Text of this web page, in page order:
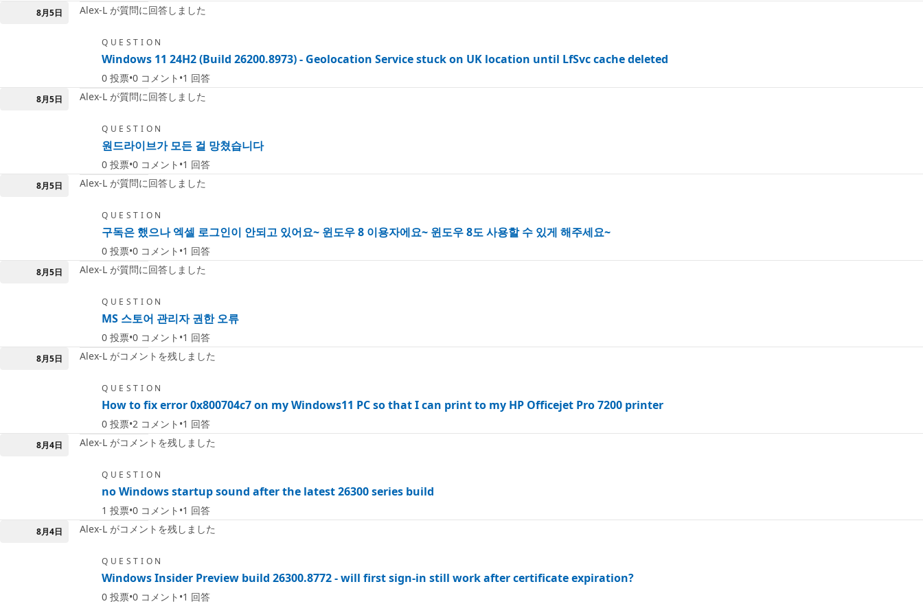
8月5日 Alex-L が質問に回答しました
QUESTION
Windows 11 24H2 (Build 26200.8973) - Geolocation Service stuck on UK location until LfSvc cache deleted
0 投票 0 コメント 1 回答
8月5日 Alex-L が質問に回答しました
QUESTION
원드라이브가 모든 걸 망쳤습니다
0 投票 0 コメント 1 回答
8月5日 Alex-L が質問に回答しました
QUESTION
구독은 했으나 엑셀 로그인이 안되고 있어요~ 윈도우 8 이용자에요~ 윈도우 8도 사용할 수 있게 해주세요~
0 投票 0 コメント 1 回答
8月5日 Alex-L が質問に回答しました
QUESTION
MS 스토어 관리자 권한 오류
0 投票 0 コメント 1 回答
8月5日 Alex-L がコメントを残しました
QUESTION
How to fix error 0x800704c7 on my Windows11 PC so that I can print to my HP Officejet Pro 7200 printer
0 投票 2 コメント 1 回答
8月4日 Alex-L がコメントを残しました
QUESTION
no Windows startup sound after the latest 26300 series build
1 投票 0 コメント 1 回答
8月4日 Alex-L がコメントを残しました
QUESTION
Windows Insider Preview build 26300.8772 - will first sign-in still work after certificate expiration?
0 投票 0 コメント 1 回答